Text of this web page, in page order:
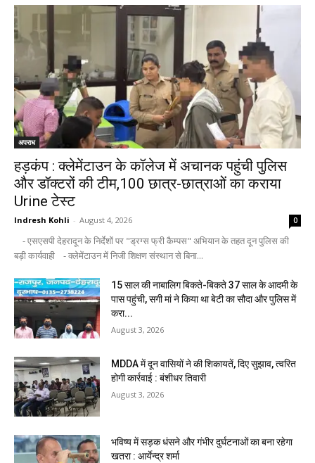
अपराध
हड़कंप : क्लेमेंटाउन के कॉलेज में अचानक पहुंची पुलिस
और डॉक्टरों की टीम,100 छात्र-छात्राओं का कराया
Urine टेस्ट
Indresh Kohli - August 4, 2026 0
- एसएसपी देहरादून के निर्देशों पर "ड्रग्स फ्री कैम्पस" अभियान के तहत दून पुलिस की
बड़ी कार्यवाही - क्लेमेंटाउन में निजी शिक्षण संस्थान से बिना...
15 साल की नाबालिग बिकते-बिकते 37 साल के आदमी के
पास पहुंची, सगी मां ने किया था बेटी का सौदा और पुलिस में
करा...
August 3, 2026
MDDA में दून वासियों ने की शिकायतें, दिए सुझाव, त्वरित
होगी कार्रवाई : बंशीधर तिवारी
August 3, 2026
भविष्य में सड़क धंसने और गंभीर दुर्घटनाओं का बना रहेगा
खतरा : आर्येन्द्र शर्मा